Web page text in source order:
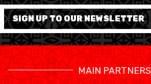
SIGN UP TO OUR NEWSLETTER
MAIN PARTNERS